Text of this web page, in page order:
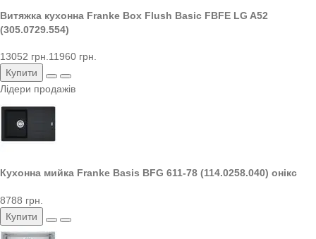
Витяжка кухонна Franke Box Flush Basic FBFE LG A52
(305.0729.554)
13052 грн.11960 грн.
Купити
Лідери продажів
Кухонна мийка Franke Basis BFG 611-78 (114.0258.040) онікс
8788 грн.
Купити